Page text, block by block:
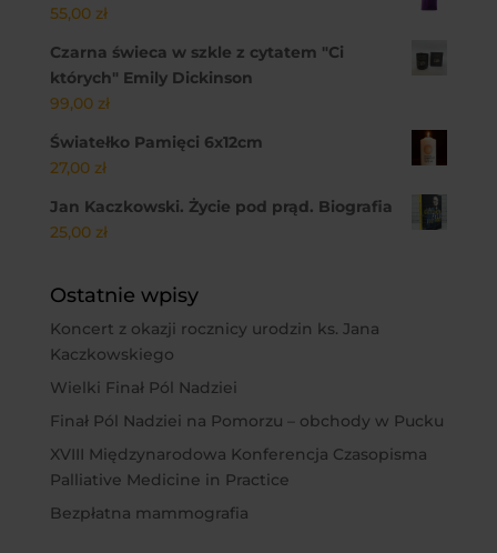
55,00 zł
Czarna świeca w szkle z cytatem "Ci
których" Emily Dickinson
99,00 zł
Światełko Pamięci 6x12cm
27,00 zł
Jan Kaczkowski. Życie pod prąd. Biografia
25,00 zł
Ostatnie wpisy
Koncert z okazji rocznicy urodzin ks. Jana
Kaczkowskiego
Wielki Finał Pól Nadziei
Finał Pól Nadziei na Pomorzu – obchody w Pucku
XVIII Międzynarodowa Konferencja Czasopisma
Palliative Medicine in Practice
Bezpłatna mammografia